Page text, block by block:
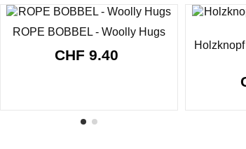
ROPE BOBBEL - Woolly Hugs
CHF 9.40